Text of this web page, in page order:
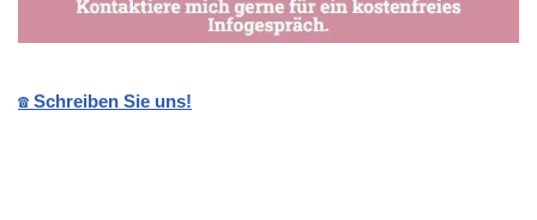
☎️ Schreiben Sie uns!